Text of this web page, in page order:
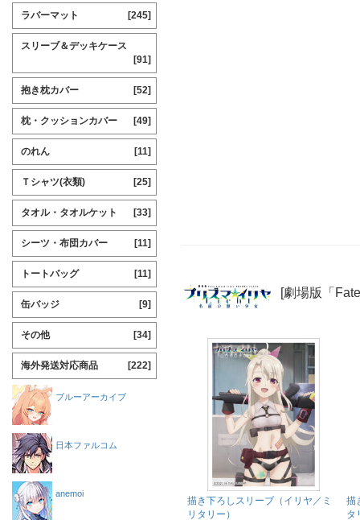
[劇場版「
描き下ろしスリーブ（イリヤ／ミ
リタリー）
描
タ
ラバーマット [245]
スリーブ＆デッキケース
[91]
抱き枕カバー [52]
枕・クッションカバー [49]
のれん [11]
Ｔシャツ(衣類) [25]
タオル・タオルケット [33]
シーツ・布団カバー [11]
トートバッグ [11]
缶バッジ [9]
その他 [34]
海外発送対応商品 [222]
ブルーアーカイブ
日本ファルコム
anemoi